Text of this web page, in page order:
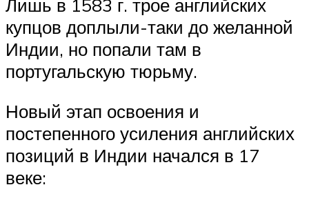
Лишь в 1583 г. трое английских
купцов доплыли-таки до желанной
Индии, но попали там в
португальскую тюрьму.
Новый этап освоения и
постепенного усиления английских
позиций в Индии начался в 17
веке: